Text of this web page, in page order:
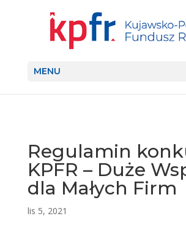
MENU
Regulamin
KPFR – Duże
dla Małych Firm
lis 5, 2021